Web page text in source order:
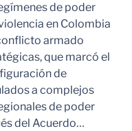
de poder
en Colombia
armado
que marcó el
de
a complejos
de poder
del Acuerdo…